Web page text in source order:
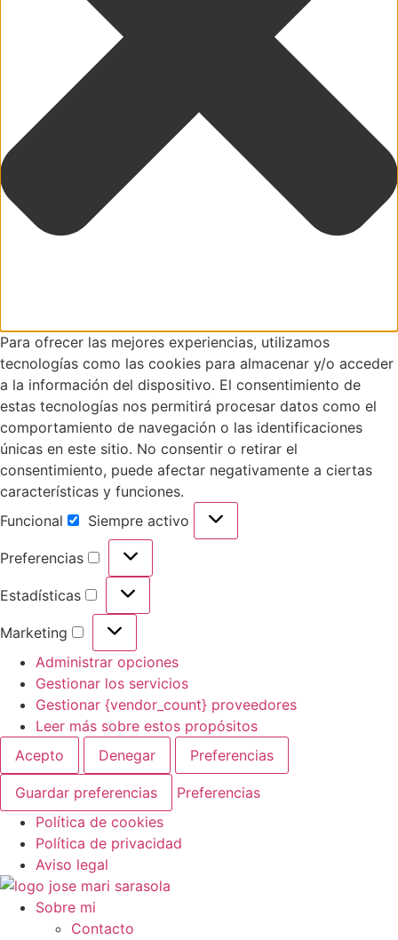
Para ofrecer las mejores experiencias, utilizamos
tecnologías como las cookies para almacenar y/o acceder
a la información del dispositivo. El consentimiento de
estas tecnologías nos permitirá procesar datos como el
comportamiento de navegación o las identificaciones
únicas en este sitio. No consentir o retirar el
consentimiento, puede afectar negativamente a ciertas
características y funciones.
Funcional
Funcional
Siempre activo
Preferencias
Preferencias
Estadísticas
Estadísticas
Marketing
Marketing
Administrar opciones
Gestionar los servicios
Gestionar {vendor_count} proveedores
Leer más sobre estos propósitos
Acepto
Denegar Preferencias
Guardar preferencias
Preferencias
Política de cookies
Política de privacidad
Aviso legal
Ir
contenido
Sobre mi
Contacto